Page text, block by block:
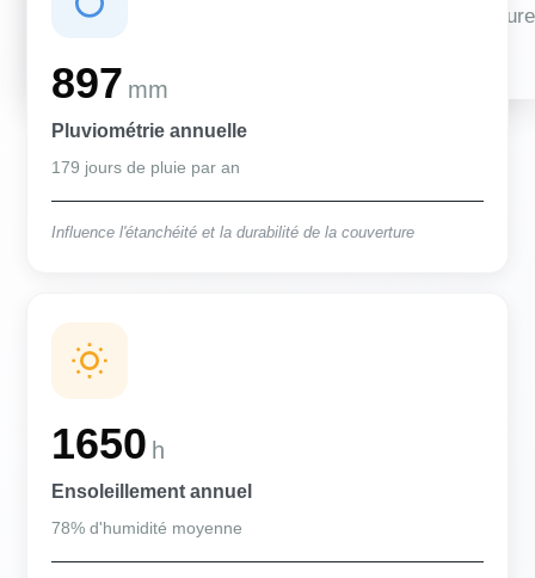
Des conditions qui influencent vos travaux de couverture
897 mm
Pluviométrie annuelle
179 jours de pluie par an
Influence l'étanchéité et la durabilité de la couverture
1650 h
Ensoleillement annuel
78% d'humidité moyenne